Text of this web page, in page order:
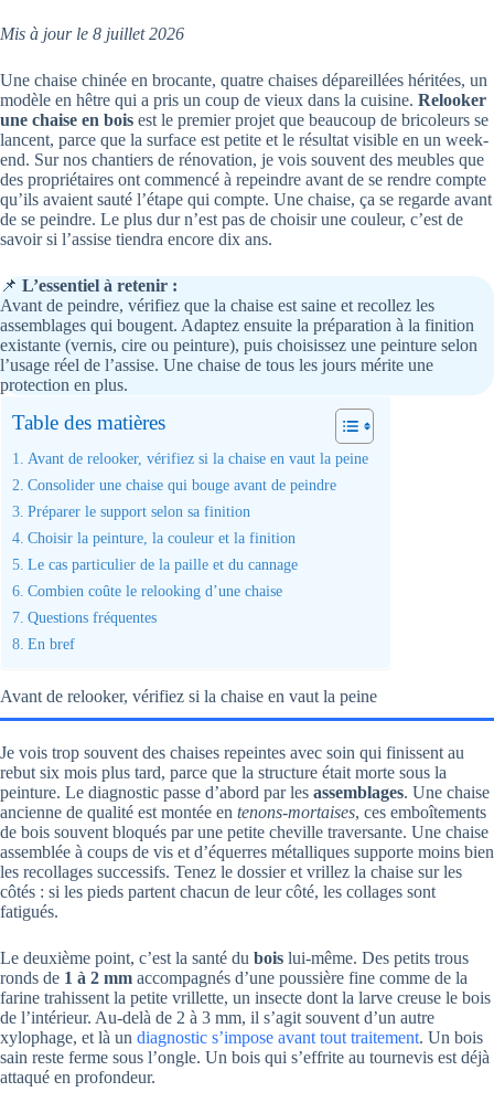
Mis à jour le 8 juillet 2026
Une chaise chinée en brocante, quatre chaises dépareillées héritées, un
modèle en hêtre qui a pris un coup de vieux dans la cuisine. Relooker
une chaise en bois est le premier projet que beaucoup de bricoleurs se
lancent, parce que la surface est petite et le résultat visible en un week-
end. Sur nos chantiers de rénovation, je vois souvent des meubles que
des propriétaires ont commencé à repeindre avant de se rendre compte
qu’ils avaient sauté l’étape qui compte. Une chaise, ça se regarde avant
de se peindre. Le plus dur n’est pas de choisir une couleur, c’est de
savoir si l’assise tiendra encore dix ans.
📌 L’essentiel à retenir :
Avant de peindre, vérifiez que la chaise est saine et recollez les
assemblages qui bougent. Adaptez ensuite la préparation à la finition
existante (vernis, cire ou peinture), puis choisissez une peinture selon
l’usage réel de l’assise. Une chaise de tous les jours mérite une
protection en plus.
Table des matières
Avant de relooker, vérifiez si la chaise en vaut la peine
Consolider une chaise qui bouge avant de peindre
Préparer le support selon sa finition
Choisir la peinture, la couleur et la finition
Le cas particulier de la paille et du cannage
Combien coûte le relooking d’une chaise
Questions fréquentes
En bref
Avant de relooker, vérifiez si la chaise en vaut la peine
Je vois trop souvent des chaises repeintes avec soin qui finissent au
rebut six mois plus tard, parce que la structure était morte sous la
peinture. Le diagnostic passe d’abord par les assemblages. Une chaise
ancienne de qualité est montée en tenons-mortaises, ces emboîtements
de bois souvent bloqués par une petite cheville traversante. Une chaise
assemblée à coups de vis et d’équerres métalliques supporte moins bien
les recollages successifs. Tenez le dossier et vrillez la chaise sur les
côtés : si les pieds partent chacun de leur côté, les collages sont
fatigués.
Le deuxième point, c’est la santé du bois lui-même. Des petits trous
ronds de 1 à 2 mm accompagnés d’une poussière fine comme de la
farine trahissent la petite vrillette, un insecte dont la larve creuse le bois
de l’intérieur. Au-delà de 2 à 3 mm, il s’agit souvent d’un autre
xylophage, et là un diagnostic s’impose avant tout traitement. Un bois
sain reste ferme sous l’ongle. Un bois qui s’effrite au tournevis est déjà
attaqué en profondeur.